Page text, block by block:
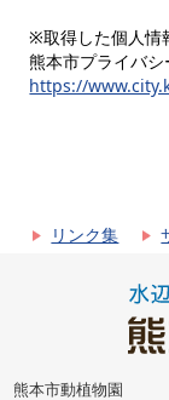
※取得した個人情
熊本市プライバ
https://
リンク集
熊本市動植物園